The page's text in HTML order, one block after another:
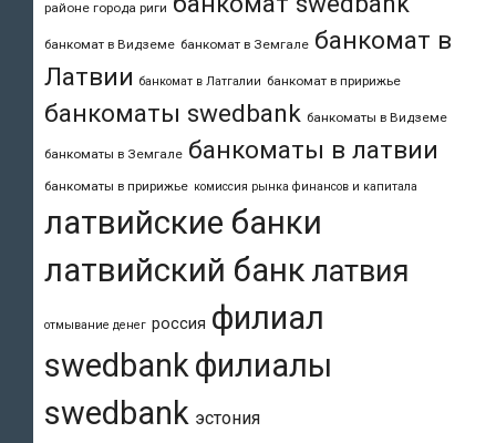
районе города риги
банкомат в Видземе банкомат в Земгале банкомат в
Латвии банкомат в Латгалии банкомат в пририжье
банкоматы swedbank банкоматы в Видземе
банкоматы в Земгале банкоматы в латвии
банкоматы в пририжье комиссия рынка финансов и капитала
латвийские банки
латвийский банк латвия
отмывание денег россия филиал
swedbankфилиалы
swedbank эстония